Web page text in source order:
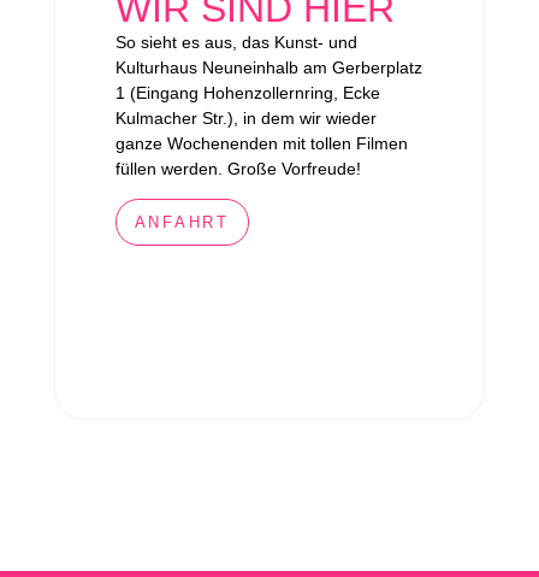
So sieht es aus, das Kunst- und
Kulturhaus Neuneinhalb am Gerberplatz
1 (Eingang Hohenzollernring, Ecke
Kulmacher Str.), in dem wir wieder
ganze Wochenenden mit tollen Filmen
füllen werden. Große Vorfreude!
ANFAHRT